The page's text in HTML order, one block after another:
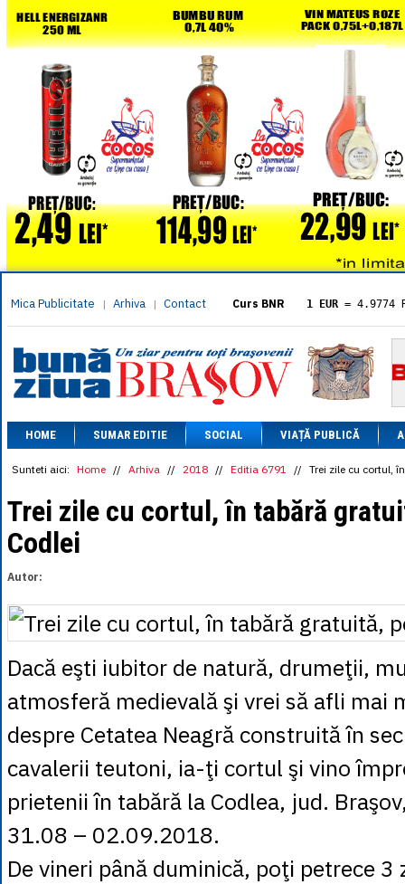
Mica Publicitate | Arhiva | Contact Curs BNR 1 EUR = 4.9774
= 5.8304
1 XAU= 464.4611
1 AED= 1.1933
1 AUD= 2.7957
1 BGN= 2.5449
1 CAD= 3.1559
1 CHF= 5.2813
1 CNY= 0.6015
1 DKK
= 0.6668
1 EGP= 0.0860
= 0.2227
1 NOK= 0.4191
1 PLN= 1.1646
1 RSD= 0.0425
1 RUB = 0.0530
1 SEK= 0.4526
1 TRY = 0.1141
1 UAH= 0.1048
1 XDR
= 5.9383
1 ZAR= 0.2318
HOME SUMAR EDITIE SOCIAL VIAȚĂ PUBLICĂ
Sunteti aici: Home // Arhiva // 2018 // Editia 6791 // Trei zile cu cortul,
Trei zile cu cortul, în tabără
Codlei
Autor:
Dacă eşti iubitor de natură, drumeţii,
atmosferă medievală şi vrei să afli mai
despre Cetatea Neagră construită în
cavalerii teutoni, ia-ţi cortul şi vino
prietenii în tabără la Codlea, jud.
31.08 – 02.09.2018.
De vineri până duminică, poţi petrece 3